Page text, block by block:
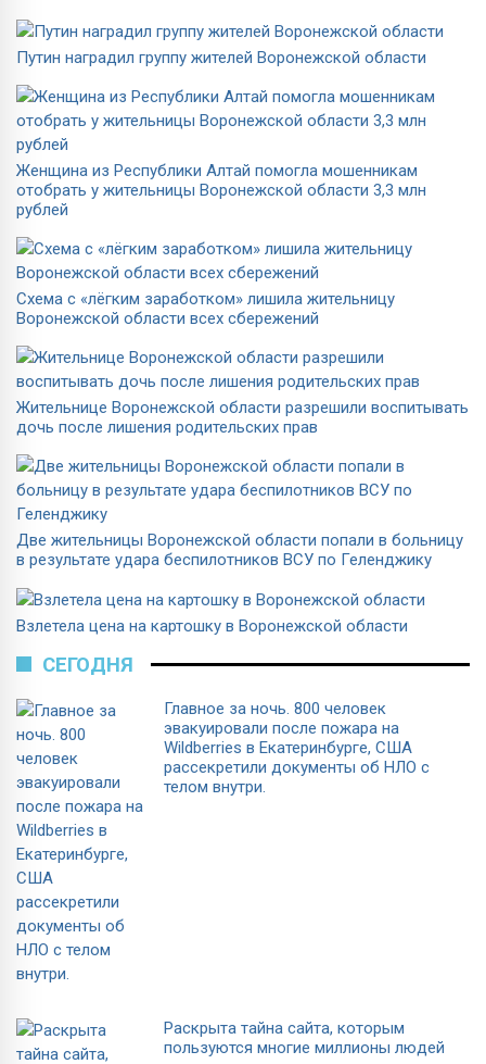
Путин наградил группу жителей Воронежской области
Женщина из Республики Алтай помогла мошенникам
отобрать у жительницы Воронежской области 3,3 млн
рублей
Схема с «лёгким заработком» лишила жительницу
Воронежской области всех сбережений
Жительнице Воронежской области разрешили воспитывать
дочь после лишения родительских прав
Две жительницы Воронежской области попали в больницу
в результате удара беспилотников ВСУ по Геленджику
Взлетела цена на картошку в Воронежской области
СЕГОДНЯ
Главное за ночь. 800 человек
эвакуировали после пожара на
Wildberries в Екатеринбурге, США
рассекретили документы об НЛО с
телом внутри.
Раскрыта тайна сайта, которым
пользуются многие миллионы людей